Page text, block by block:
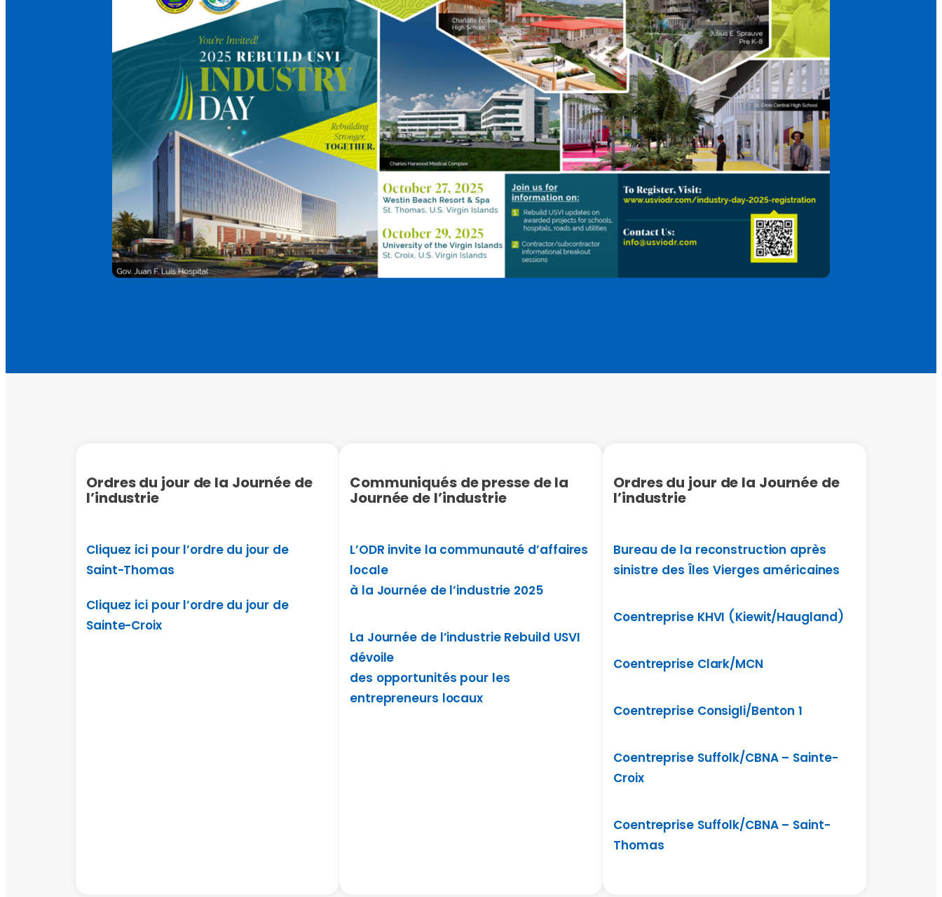
Ordres du jour de la Journée de
l’industrie
Cliquez ici pour l’ordre du jour de
Saint-Thomas
Cliquez ici pour l’ordre du jour de
Sainte-Croix
Communiqués de presse de la
Journée de l’industrie
L’ODR invite la communauté d’affaires
locale
à la Journée de l’industrie 2025
La Journée de l’industrie Rebuild USVI
dévoile
des opportunités pour les
entrepreneurs locaux
Ordres du jour de la Journée de
l’industrie
Bureau de la reconstruction après
sinistre des Îles Vierges américaines
Coentreprise KHVI (Kiewit/Haugland)
Coentreprise Clark/MCN
Coentreprise Consigli/Benton 1
Coentreprise Suffolk/CBNA – Sainte-
Croix
Coentreprise Suffolk/CBNA – Saint-
Thomas